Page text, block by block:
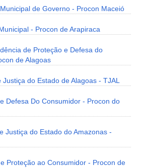
de Governo - Procon Maceió
- Procon de Arapiraca
de Proteção e Defesa do
de Alagoas
Justiça do Estado de Alagoas - TJAL
Defesa Do Consumidor - Procon do
Justiça do Estado do Amazonas -
Proteção ao Consumidor - Procon de